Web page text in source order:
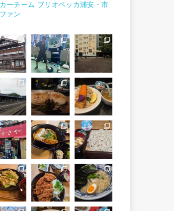
ーチーム ブリオベッカ浦安・市
ァン